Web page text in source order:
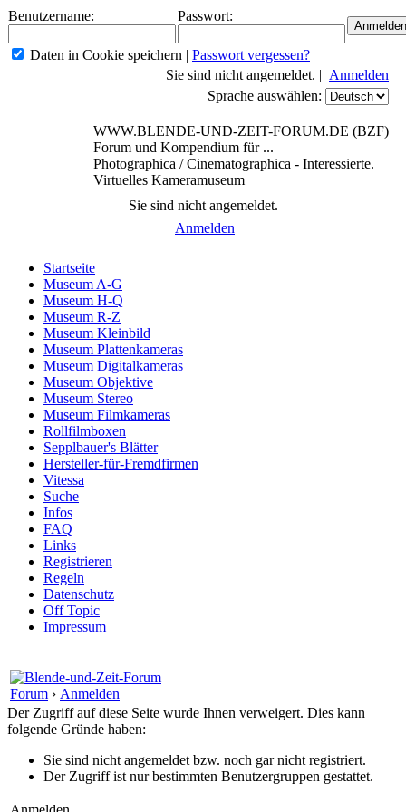
Benutzername: Passwort:
Daten in Cookie speichern | Passwort vergessen?
Sie sind nicht angemeldet. | Anmelden
Sprache auswählen:
WWW.BLENDE-UND-ZEIT-FORUM.DE (BZF)
Forum und Kompendium für ...
Photographica / Cinematographica - Interessierte.
Virtuelles Kameramuseum
Sie sind nicht angemeldet.
Anmelden
Startseite
Museum A-G
Museum H-Q
Museum R-Z
Museum Kleinbild
Museum Plattenkameras
Museum Digitalkameras
Museum Objektive
Museum Stereo
Museum Filmkameras
Rollfilmboxen
Sepplbauer's Blätter
Hersteller-für-Fremdfirmen
Vitessa
Suche
Infos
FAQ
Links
Registrieren
Regeln
Datenschutz
Off Topic
Impressum
Forum › Anmelden
Der Zugriff auf diese Seite wurde Ihnen verweigert. Dies kann
folgende Gründe haben:
Sie sind nicht angemeldet bzw. noch gar nicht registriert.
Der Zugriff ist nur bestimmten Benutzergruppen gestattet.